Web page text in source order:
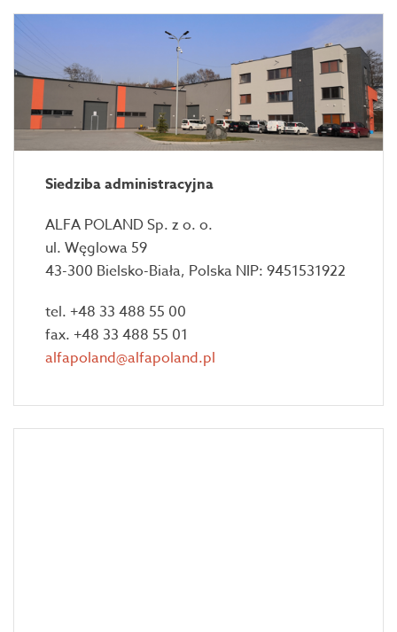
Siedziba administracyjna
ALFA POLAND Sp. z o. o.
ul. Węglowa 59
43-300 Bielsko-Biała, Polska NIP: 9451531922
tel. +48 33 488 55 00
fax. +48 33 488 55 01
alfapoland@alfapoland.pl